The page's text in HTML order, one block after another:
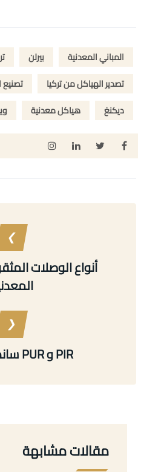
المباني المعدنية بيرلن
تصدير الهياكل من تركيا
تصنيع
ديكنغ
هياكل معدنية
أنواع الوصلات
ساندوش بانيل PUR و PIR
مقالات مشابهة